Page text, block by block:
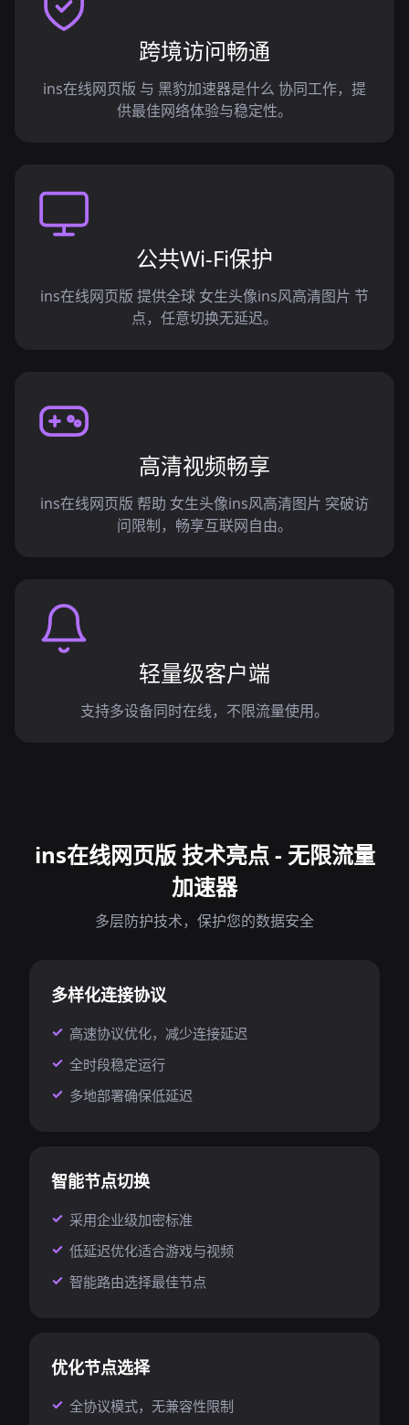
跨境访问畅通
ins在线网页版 与 黑豹加速器是什么 协同工作，提
供最佳网络体验与稳定性。
公共Wi-Fi保护
ins在线网页版 提供全球 女生头像ins风高清图片 节
点，任意切换无延迟。
高清视频畅享
ins在线网页版 帮助 女生头像ins风高清图片 突破访
问限制，畅享互联网自由。
轻量级客户端
支持多设备同时在线，不限流量使用。
ins在线网页版 技术亮点 - 无限流量
加速器
多层防护技术，保护您的数据安全
多样化连接协议
高速协议优化，减少连接延迟
全时段稳定运行
多地部署确保低延迟
智能节点切换
采用企业级加密标准
低延迟优化适合游戏与视频
智能路由选择最佳节点
优化节点选择
全协议模式，无兼容性限制